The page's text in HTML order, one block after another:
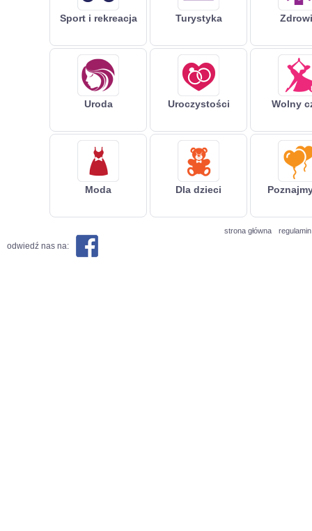
Sport i rekreacja Turystyka
Uroda Uroczystości Wolny
Moda Dla dzieci
strona główna regulamin
odwiedź nas na: